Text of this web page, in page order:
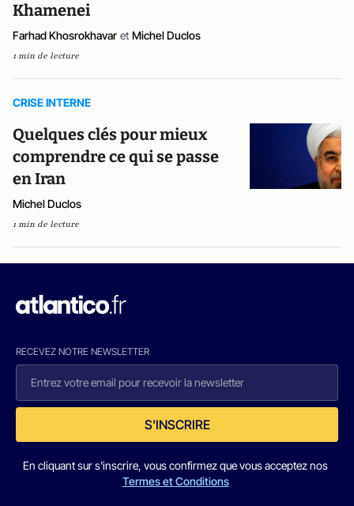
Khamenei
Farhad Khosrokhavar et Michel Duclos
1 min de lecture
CRISE INTERNE
Quelques clés pour mieux
comprendre ce qui se passe
en Iran
Michel Duclos
1 min de lecture
RECEVEZ NOTRE NEWSLETTER
S'INSCRIRE
En cliquant sur s'inscrire, vous confirmez que vous acceptez nos
Termes et Conditions